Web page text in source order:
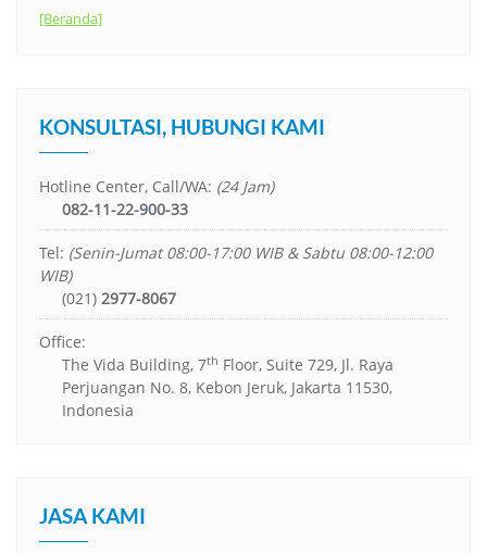
[Beranda]
KONSULTASI, HUBUNGI KAMI
Hotline Center, Call/WA: (24 Jam)
082-11-22-900-33
Tel: (Senin-Jumat 08:00-17:00 WIB & Sabtu 08:00-12:00
WIB)
(021) 2977-8067
Office:
The Vida Building, 7th Floor, Suite 729, Jl. Raya
Perjuangan No. 8, Kebon Jeruk, Jakarta 11530,
Indonesia
JASA KAMI